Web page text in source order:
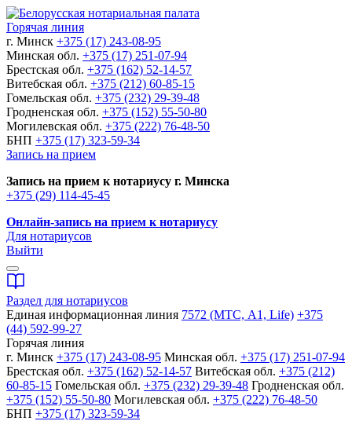
Горячая линия
г. Минск +375 (17) 243-08-95
Минская обл. +375 (17) 251-07-94
Брестская обл. +375 (162) 52-14-57
Витебская обл. +375 (212) 60-85-15
Гомельская обл. +375 (232) 29-39-48
Гродненская обл. +375 (152) 55-50-80
Могилевская обл. +375 (222) 76-48-50
БНП +375 (17) 323-59-34
Запись на прием
Запись на прием к нотариусу г. Минска
+375 (29) 114-45-45
Онлайн-запись на прием к нотариусу
Для нотариусов
Выйти
Раздел для нотариусов
Единая информационная линия 7572 (МТС, A1, Life) +375
(44) 592-99-27
Горячая линия
г. Минск +375 (17) 243-08-95 Минская обл. +375 (17) 251-07-94
Брестская обл. +375 (162) 52-14-57 Витебская обл. +375 (212)
60-85-15 Гомельская обл. +375 (232) 29-39-48 Гродненская обл.
+375 (152) 55-50-80 Могилевская обл. +375 (222) 76-48-50
БНП +375 (17) 323-59-34